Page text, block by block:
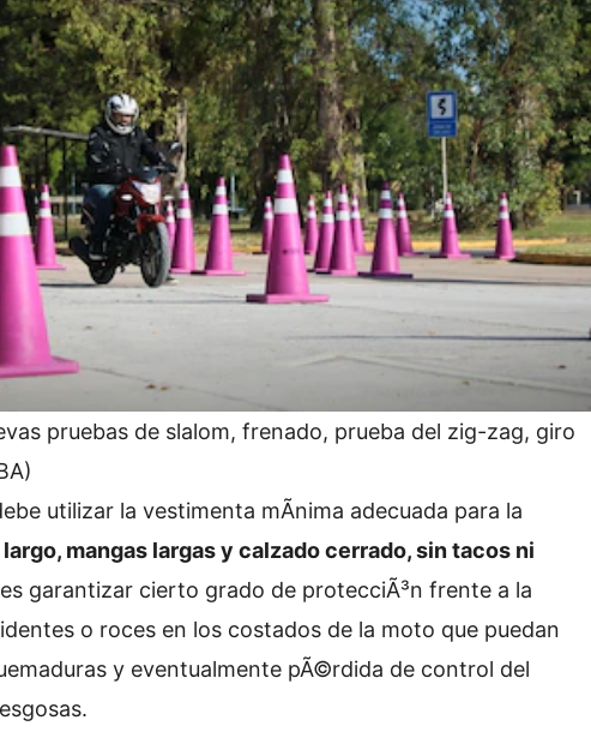
pruebas de slalom, frenado, prueba del zig-zag, giro
utilizar la vestimenta mÃ­nima adecuada para la
mangas largas y calzado cerrado, sin tacos ni
garantizar cierto grado de protecciÃ³n frente a la
o roces en los costados de la moto que puedan
y eventualmente pÃ©rdida de control del